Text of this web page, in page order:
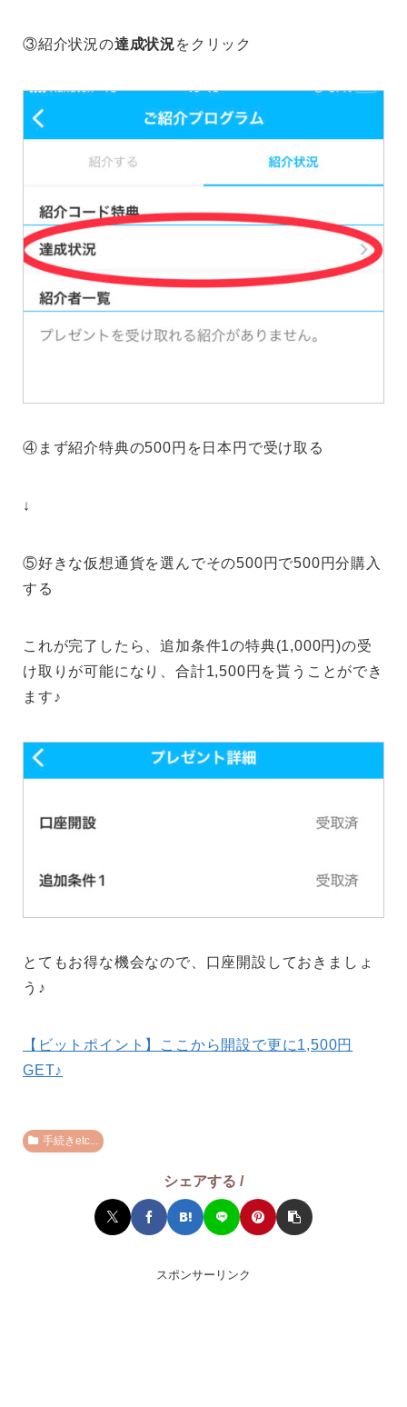
③紹介状況の達成状況をクリック
④まず紹介特典の500円を日本円で受け取る
↓
⑤好きな仮想通貨を選んでその500円で500円分購入
する
これが完了したら、追加条件1の特典(1,000円)の受
け取りが可能になり、合計1,500円を貰うことができ
ます♪
とてもお得な機会なので、口座開設しておきましょ
う♪
【ビットポイント】ここから開設で更に1,500円
GET♪
手続きetc...
シェアする /
スポンサーリンク